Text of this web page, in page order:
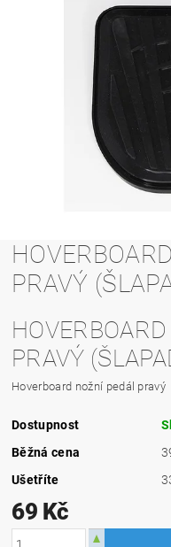
PRAVÝ
PRAVÝ
Hoverboard nožní pedál pravý
Dostupnost
Běžná cena
Ušetříte
69 Kč